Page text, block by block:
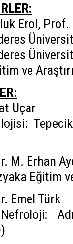
Erol, Prof.
ve
Uçar
M. Erhan
Eğitim
Emel Türk